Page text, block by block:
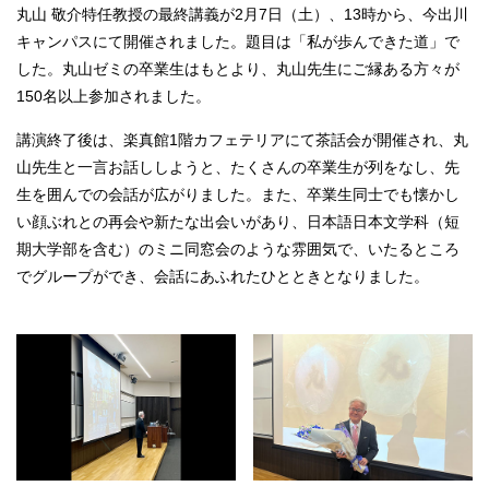
丸山 敬介特任教授の最終講義が2月7日（土）、13時から、今出川
キャンパスにて開催されました。題目は「私が歩んできた道」で
した。丸山ゼミの卒業生はもとより、丸山先生にご縁ある方々が
150名以上参加されました。
講演終了後は、楽真館1階カフェテリアにて茶話会が開催され、丸
山先生と一言お話ししようと、たくさんの卒業生が列をなし、先
生を囲んでの会話が広がりました。また、卒業生同士でも懐かし
い顔ぶれとの再会や新たな出会いがあり、日本語日本文学科（短
期大学部を含む）のミニ同窓会のような雰囲気で、いたるところ
でグループができ、会話にあふれたひとときとなりました。